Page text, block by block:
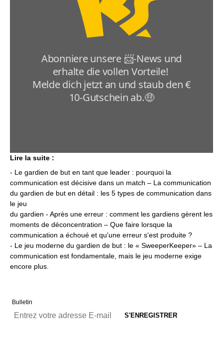
Lire la suite :
- Le gardien de but en tant que leader : pourquoi la
communication est décisive dans un match – La communication
du gardien de but en détail : les 5 types de communication dans
le jeu
du gardien - Après une erreur : comment les gardiens gèrent les
moments de déconcentration – Que faire lorsque la
communication a échoué et qu'une erreur s'est produite ?
- Le jeu moderne du gardien de but : le « SweeperKeeper» – La
communication est fondamentale, mais le jeu moderne exige
encore plus.
Bulletin